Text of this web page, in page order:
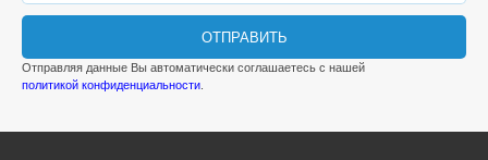
ОТПРАВИТЬ
Отправляя данные Вы автоматически соглашаетесь с нашей
политикой конфиденциальности